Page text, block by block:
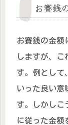
お賽銭
お賽銭の金額
しますが、こ
す。例として
いった良い意
す。しかしこ
に従った金額